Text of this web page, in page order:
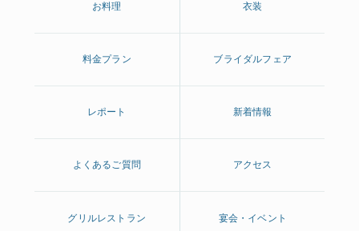
お料理 衣装
料金プラン ブライダルフェア
レポート 新着情報
よくあるご質問 アクセス
グリルレストラン 宴会・イベント